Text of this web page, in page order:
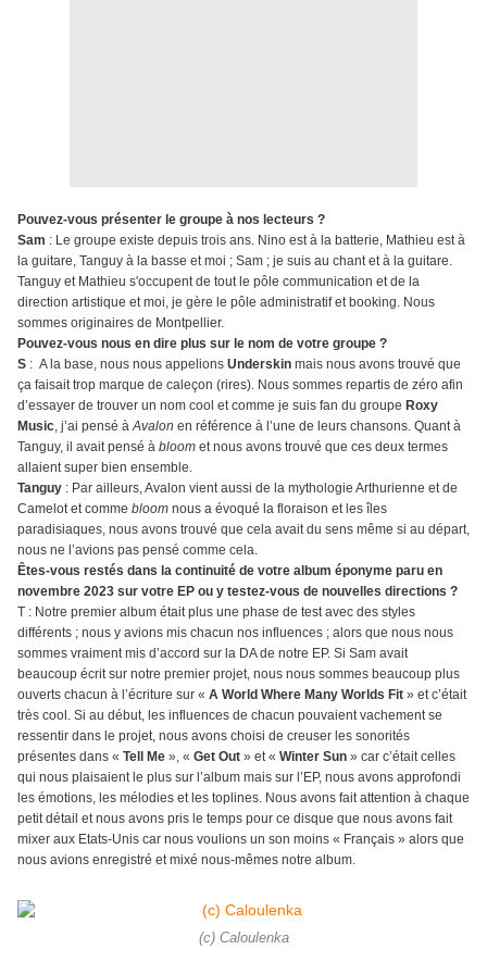
Pouvez-vous présenter le groupe à nos lecteurs ?
Sam : Le groupe existe depuis trois ans. Nino est à la batterie, Mathieu est à
la guitare, Tanguy à la basse et moi ; Sam ; je suis au chant et à la guitare.
Tanguy et Mathieu s'occupent de tout le pôle communication et de la
direction artistique et moi, je gère le pôle administratif et booking. Nous
sommes originaires de Montpellier.
Pouvez-vous nous en dire plus sur le nom de votre groupe ?
S : A la base, nous nous appelions Underskin mais nous avons trouvé que
ça faisait trop marque de caleçon (rires). Nous sommes repartis de zéro afin
d’essayer de trouver un nom cool et comme je suis fan du groupe Roxy
Music, j’ai pensé àAvalon en référence à l’une de leurs chansons. Quant à
Tanguy, il avait pensé à bloom et nous avons trouvé que ces deux termes
allaient super bien ensemble.
Tanguy : Par ailleurs, Avalon vient aussi de la mythologie Arthurienne et de
Camelot et comme bloom nous a évoqué la floraison et les îles
paradisiaques, nous avons trouvé que cela avait du sens même si au départ,
nous ne l’avions pas pensé comme cela.
Êtes-vous restés dans la continuité de votre album éponyme paru en
novembre 2023 sur votre EP ou y testez-vous de nouvelles directions ?
T : Notre premier album était plus une phase de test avec des styles
différents ; nous y avions mis chacun nos influences ; alors que nous nous
sommes vraiment mis d’accord sur la DA de notre EP. Si Sam avait
beaucoup écrit sur notre premier projet, nous nous sommes beaucoup plus
ouverts chacun à l’écriture sur « A World Where Many Worlds Fit » et c’était
très cool. Si au début, les influences de chacun pouvaient vachement se
ressentir dans le projet, nous avons choisi de creuser les sonorités
présentes dans « Tell Me », « Get Out » et « Winter Sun » car c’était celles
qui nous plaisaient le plus sur l’album mais sur l’EP, nous avons approfondi
les émotions, les mélodies et les toplines. Nous avons fait attention à chaque
petit détail et nous avons pris le temps pour ce disque que nous avons fait
mixer aux Etats-Unis car nous voulions un son moins « Français » alors que
nous avions enregistré et mixé nous-mêmes notre album.
(c) Caloulenka